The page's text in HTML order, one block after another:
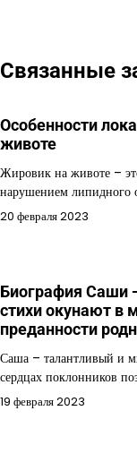
Связанные
Особенности
животе
Жировик на животе –
нарушением липидного
20 февраля 2023
Биография Саши
стихи окунают в
преданности
Саша – талантливый и
сердцах поклонников
19 февраля 2023